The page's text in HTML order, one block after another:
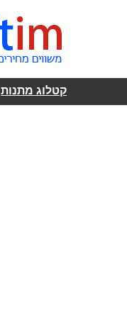
קטלוג מתנות